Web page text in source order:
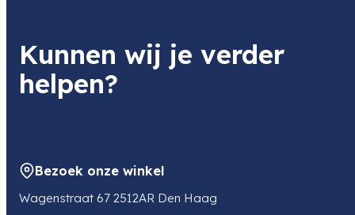
D117272
Item code leverancier
D117272
Adres
E-mail
info@disnet.nl
Kunnen wij je verder
helpen?
Bezoek onze winkel
Wagenstraat 67 2512AR Den Haag